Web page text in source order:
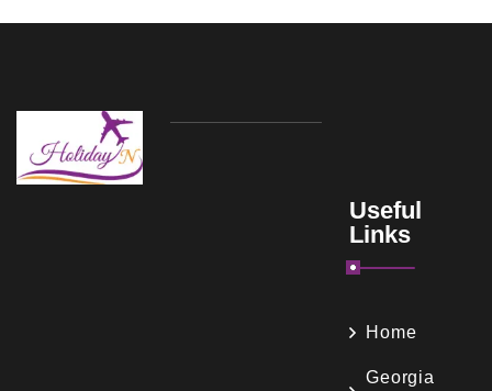
Useful
Links
Home
Georgia